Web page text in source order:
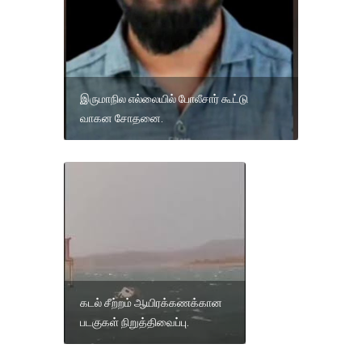
இருமாநில எல்லையில் போலீசார் கூட்டு
வாகன சோதனை.
கடல் சீற்றம் ஆயிரக்கணக்கான
படகுகள் நிறுத்திவைப்பு.